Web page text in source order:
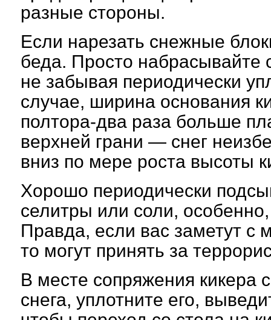
разные стороны.
Если нарезать снежные
беда. Просто набрасывайте
не забывая периодически
случае, ширина основания
полтора-два раза больше
верхней грани — снег
вниз по мере роста высоты
Хорошо периодически
селитры или соли,
Правда, если вас заметут с
то могут принять за
В месте сопряжения кикера
снега, уплотните его,